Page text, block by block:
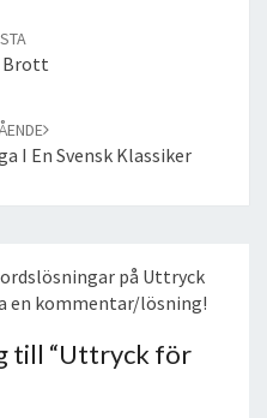
Brott
I En Svensk Klassiker
på Uttryck
en kommentar/lösning!
till “Uttryck för